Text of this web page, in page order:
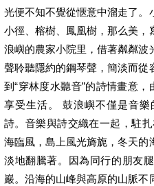
光便不知不覺從愜意中溜走了。
小徑、榕樹、鳳凰樹，那么美
浪嶼的農家小院里，借著粼粼
聲聆聽隱約的鋼琴聲，簡淡而從
到“穿林度水聽音”的詩情畫意，
享受生活。 鼓浪嶼不僅是音
詩。音樂與詩交織在一起，駐
海臨風，島上風光旖旎，冬天的
淡地翻騰著。因為同行的朋友
巖。沿海的山峰與高原的山脈不